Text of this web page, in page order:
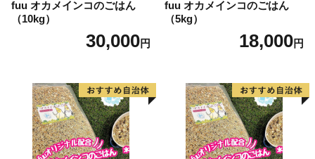
fuu オカメインコのごはん
（10kg）
30,000円
fuu オカメインコのごはん
（5kg）
18,000円